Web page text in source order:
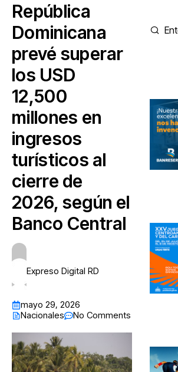
República
Dominicana
prevé superar
los USD
12,500
millones en
ingresos
turísticos al
cierre de
2026, según el
Banco Central
Expreso Digital RD
mayo 29, 2026
Nacionales
No Comments